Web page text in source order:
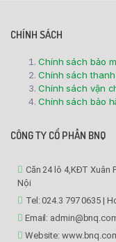
CHÍNH SÁCH
Chính sách bảo
Chính sách
Chính sách vận
Chính sách bảo
CÔNG TY CỔ PHẦN BNQ
Căn 24 lô 4,KĐT Xuân
Nội
Tel: 024.3 797 0635 |
Email:
Website: